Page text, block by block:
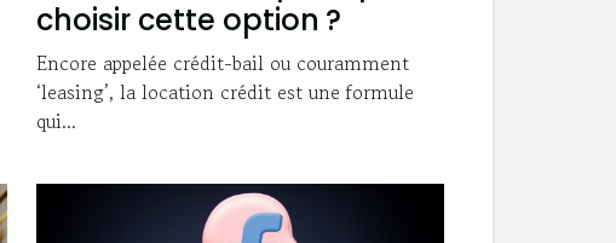
choisir cette option ?
Encore appelée crédit-bail ou couramment
‘leasing’, la location crédit est une formule
qui...